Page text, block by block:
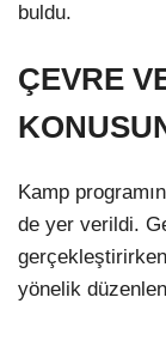
buldu.
ÇEVRE
Kamp
de yer verildi.
yönelik